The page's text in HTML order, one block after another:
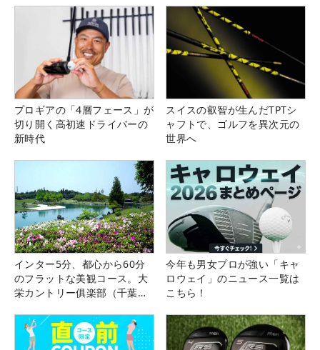
プロギアの「4層フェース」が
切り開く高初速ドライバーの
新時代
スイスの叡智が生んだTPTシ
ャフトで、ゴルフを異次元の
世界へ
インター5分、都心から60分
のフラットな美観コース。大
栄カントリー俱楽部（千葉
今年も男女プロが強い「キャ
ロウェイ」のニュース一覧は
こちら！